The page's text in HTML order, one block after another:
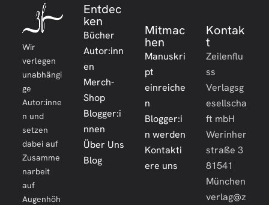
Wir
verlegen
unabhängi
ge
Autor:inne
n und
setzen
dabei auf
Zusamme
narbeit
auf
Augenhöh
Entdec
ken
Bücher
Autor:inn
en
Merch-
Shop
Blogger:i
nnen
Über Uns
Blog
Mitmac
hen
Manuskri
pt
einreiche
n
Blogger:i
n werden
Kontakti
ere uns
Kontak
t
Zeilenflu
ss
Verlagsg
esellscha
ft mbH
Werinher
straße 3
81541
München
verlag@z